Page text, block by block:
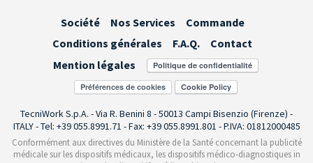
Société Nos Services
Commande
Conditions générales
F.A.Q.
Contact
Mention légales
Préférences de cookies
TecniWork S.p.A. - Via R. Benini 8 - 50013 Campi Bisenzio (Firenze) -
ITALY - Tel: +39 055.8991.71 - Fax: +39 055.8991.801 - P.IVA: 01812000485
Conformément aux directives du Ministère de la Santé concernant la publicité
médicale sur les dispositifs médicaux, les dispositifs médico-diagnostiques in